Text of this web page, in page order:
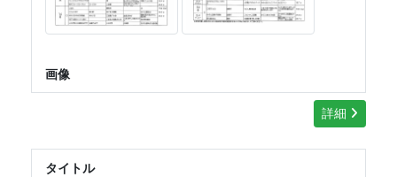
画像
詳細
タイトル